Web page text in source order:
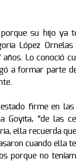
su hijo ya
López
Lo conoció
a formar parte
firme en
Goyita, “de las
ella recuerda
cuando ella
porque no